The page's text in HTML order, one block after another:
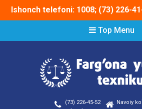
Ishonch telefoni: 1008; (73) 226-
Top Menu
(73) 226-45-52
Navoiy